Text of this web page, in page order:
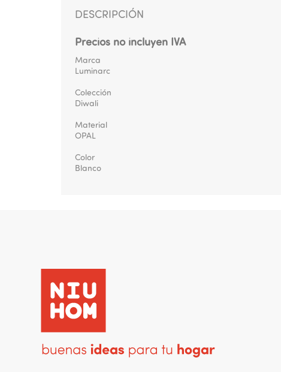
DESCRIPCIÓN
Precios no incluyen IVA
Marca
Luminarc
Colección
Diwali
Material
OPAL
Color
Blanco